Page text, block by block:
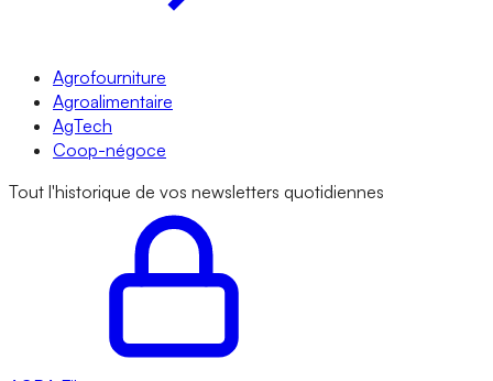
Agrofourniture
Agroalimentaire
AgTech
Coop-négoce
Tout l'historique de vos newsletters quotidiennes